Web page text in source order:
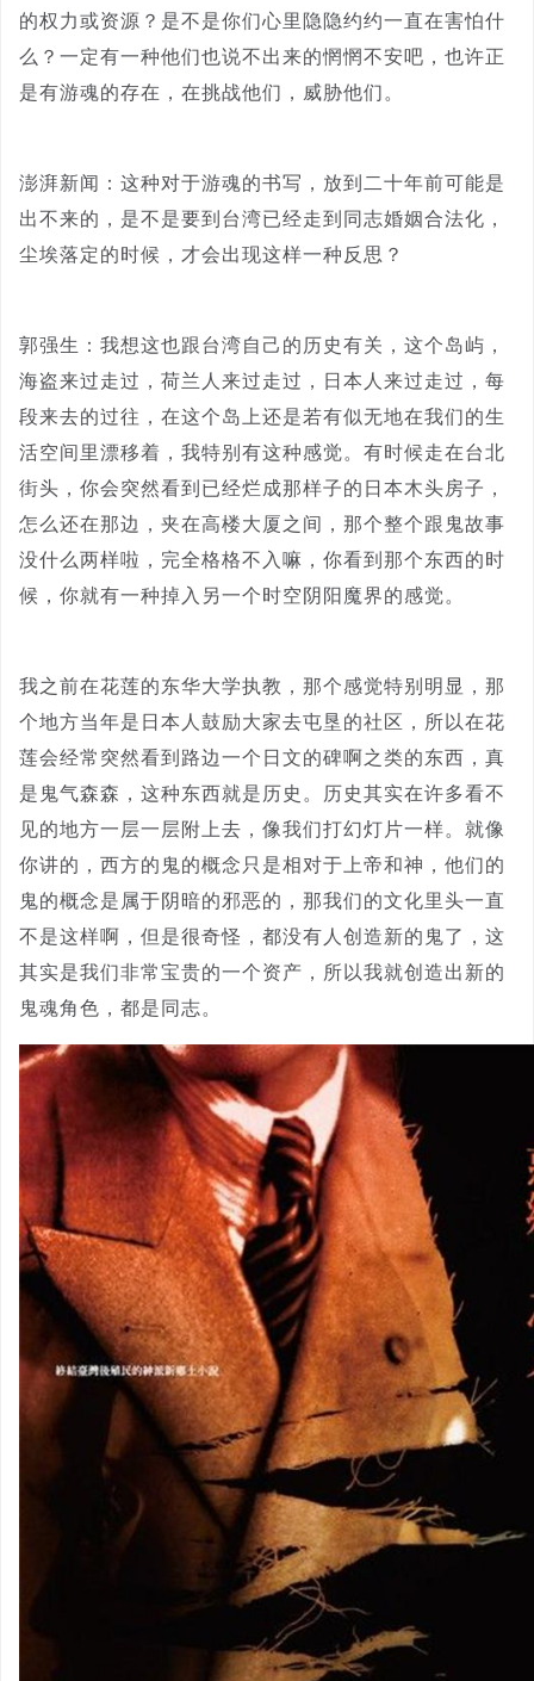
的权力或资源？是不是你们心里隐隐约约一直在害怕什
么？一定有一种他们也说不出来的惘惘不安吧，也许正
是有游魂的存在，在挑战他们，威胁他们。
澎湃新闻：这种对于游魂的书写，放到二十年前可能是
出不来的，是不是要到台湾已经走到同志婚姻合法化，
尘埃落定的时候，才会出现这样一种反思？
郭强生：我想这也跟台湾自己的历史有关，这个岛屿，
海盗来过走过，荷兰人来过走过，日本人来过走过，每
段来去的过往，在这个岛上还是若有似无地在我们的生
活空间里漂移着，我特别有这种感觉。有时候走在台北
街头，你会突然看到已经烂成那样子的日本木头房子，
怎么还在那边，夹在高楼大厦之间，那个整个跟鬼故事
没什么两样啦，完全格格不入嘛，你看到那个东西的时
候，你就有一种掉入另一个时空阴阳魔界的感觉。
我之前在花莲的东华大学执教，那个感觉特别明显，那
个地方当年是日本人鼓励大家去屯垦的社区，所以在花
莲会经常突然看到路边一个日文的碑啊之类的东西，真
是鬼气森森，这种东西就是历史。历史其实在许多看不
见的地方一层一层附上去，像我们打幻灯片一样。就像
你讲的，西方的鬼的概念只是相对于上帝和神，他们的
鬼的概念是属于阴暗的邪恶的，那我们的文化里头一直
不是这样啊，但是很奇怪，都没有人创造新的鬼了，这
其实是我们非常宝贵的一个资产，所以我就创造出新的
鬼魂角色，都是同志。